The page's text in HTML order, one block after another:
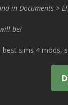
in Documents >
be!
best sims 4 mods,